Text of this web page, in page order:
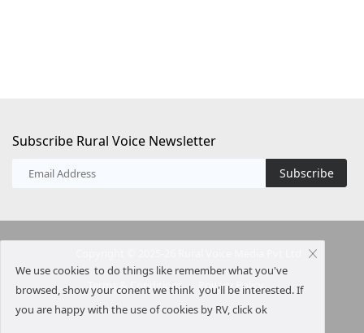
Subscribe Rural Voice Newsletter
Subscribe
Terms & Conditions Privacy Policy
We use cookies to do things like remember what you've
browsed, show your conent we think you'll be interested. If
you are happy with the use of cookies by RV, click ok